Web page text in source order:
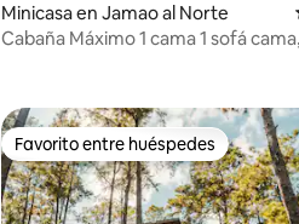
Minicasa en Jamao al Norte
Cabaña Máximo 1 cama 1 sofá cama,
Favorito entre huéspedes
Favorito entre huéspedes